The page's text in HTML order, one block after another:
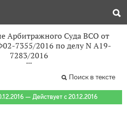
Арбитражного Суда ВСО от
7355/2016 по делу N А19-
7283/2016
Поиск в тексте
— Действует с 20.12.2016